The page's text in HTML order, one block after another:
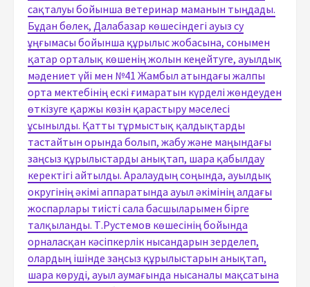
сақталуы бойынша ветеринар маманын тыңдады.
Бұдан бөлек, Далабазар көшесіндегі ауыз су
ұңғымасы бойынша құрылыс жобасына, сонымен
қатар орталық көшенің жолын кеңейтуге, ауылдық
мәдениет үйі мен №41 Жамбыл атындағы жалпы
орта мектебінің ескі ғимаратын күрделі жөндеуден
өткізуге қаржы көзін қарастыру мәселесі
ұсынылды. Қатты тұрмыстық қалдықтарды
тастайтын орында болып, жабу және маңындағы
заңсыз құрылыстарды анықтап, шара қабылдау
керектігі айтылды. Аралаудың соңында, ауылдық
округінің әкімі аппаратында ауыл әкімінің алдағы
жоспарлары тиісті сала басшыларымен бірге
талқыланды. Т.Рустемов көшесінің бойында
орналасқан кәсіпкерлік нысандарын зерделеп,
олардың ішінде заңсыз құрылыстарын анықтап,
шара көруді, ауыл аумағында нысаналы мақсатына